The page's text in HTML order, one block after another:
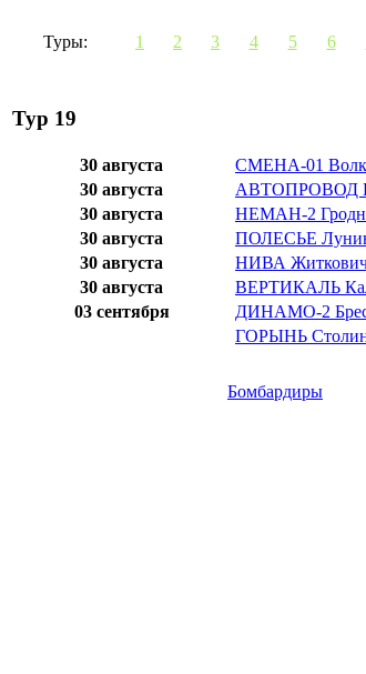
Туры: 1 2 3 4 5 6
Тур 19
30 августа СМЕНА-01
30 августа
АВТОПРОВОД
30 августа
НЕМАН-2
30 августа
ПОЛЕСЬЕ
30 августа
НИВА
30 августа
ВЕРТИКАЛЬ
03 сентября
ДИНАМО-2
ГОРЫНЬ
Бомбардиры